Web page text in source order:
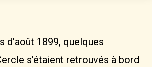
d’août 1899, quelques
s’étaient retrouvés à bord